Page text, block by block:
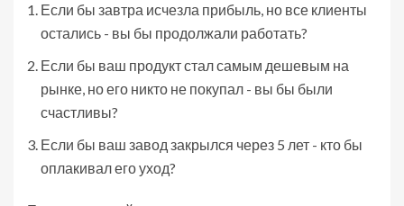
Если бы завтра исчезла прибыль, но все клиенты
остались - вы бы продолжали работать?
Если бы ваш продукт стал самым дешевым на
рынке, но его никто не покупал - вы бы были
счастливы?
Если бы ваш завод закрылся через 5 лет - кто бы
оплакивал его уход?